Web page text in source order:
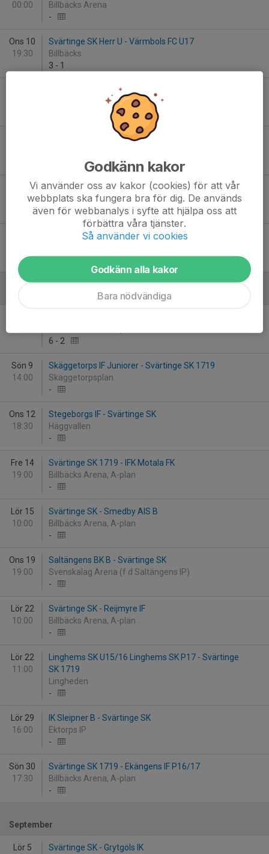
00:00
Billbäcks Arena
-
Ons 10
19:30
Svärtinge SK Herr U - Värmbols FC U17
Billbäcks
3 - 1
Borensbergs IF FK Herrjunior - Svärtinge SK 1719
Svärtinge SK - Saltängens BK B
Ons 17
19:30
Smedby AIS B - Svärtinge SK
PreZero Arena A
0 -3
Värmbols FC - Svärtinge SK Herr U
6 - 2
Sön 9
14:00
Skäggetorps IF Juniorer - Svärtinge SK 1719
Skäggetorpsplan
-
Ons 12
18:30
Stegeborgs IF - Svärtinge SK
Häggvallen
-
Fre 14
19:00
Svärtinge SK 1719 - IFK Motala FK
Billbäcks Arena, A-plan
-
Lör 15
10:00
Svärtinge SK - Smedby AIS B
Billbäcks Arena, A-plan
-
Ons 19
19:00
Saltängens BK B - Svärtinge SK
Svenskalag Arena (f d Saltängens IP)
-
Lör 22
10:00
Svärtinge SK - Reijmyre IF
Billbäcks Arena, A-plan
-
Lör 22
11:00
Linghems SK U15/16 Linghems SK P17 - Svärtinge
SK 1719
Lingheden
-
Lör 29
16:00
IK Sleipner B - Svärtinge SK
Ektorps IP
-
Sön 30
17:30
Svärtinge SK 1719 - Ekängens IF P16/17
Billbäcks Arena, A-plan
-
September
Lör 5
Svärtinge SK - Grytgöls IK
Godkänn kakor
Vi använder oss av kakor (cookies) för att vår
webbplats ska fungera bra för dig. De används
även för webbanalys i syfte att hjälpa oss att
förbättra våra tjänster.
Så använder vi cookies
Godkänn alla kakor
Bara nödvändiga